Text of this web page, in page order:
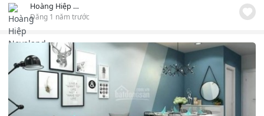
Hoàng Hiệp Novaland
Đăng 1 năm trước